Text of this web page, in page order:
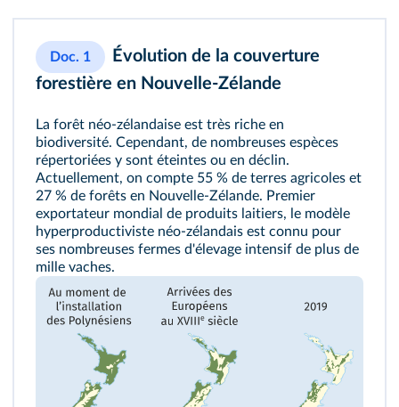
Doc. 1
Évolution de la couverture
forestière en Nouvelle-Zélande
La forêt néo-zélandaise est très riche en
biodiversité. Cependant, de nombreuses espèces
répertoriées y sont éteintes ou en déclin.
Actuellement, on compte 55 % de terres agricoles et
27 % de forêts en Nouvelle-Zélande. Premier
exportateur mondial de produits laitiers, le modèle
hyperproductiviste néo-zélandais est connu pour
ses nombreuses fermes d'élevage intensif de plus de
mille vaches.